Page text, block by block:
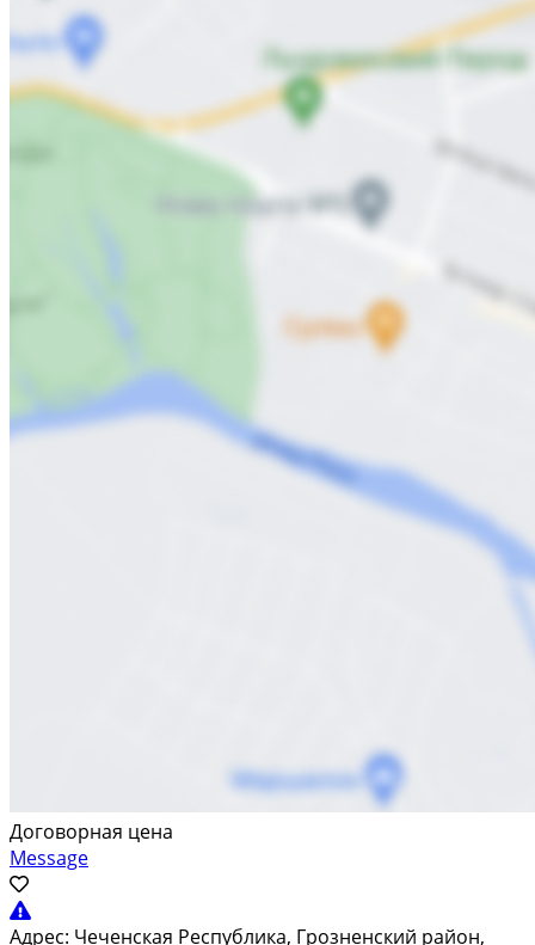
Договорная цена
Message
Адрес: Чеченская Республика, Грозненский район,